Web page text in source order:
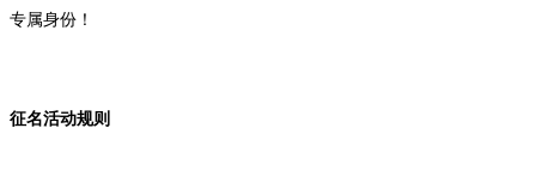
专属身份！
征名活动规则